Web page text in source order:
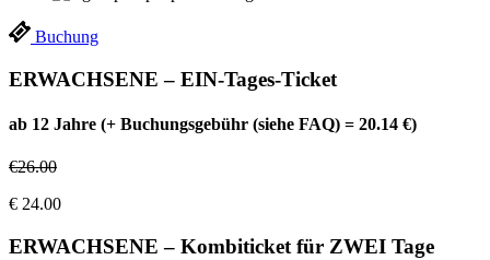
Buchung
ERWACHSENE – EIN-Tages-Ticket
ab 12 Jahre (+ Buchungsgebühr (siehe FAQ) = 20.14 €)
€26.00
€ 24.00
ERWACHSENE – Kombiticket für ZWEI Tage